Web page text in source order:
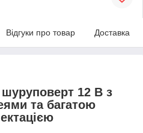
Відгуки про товар Доставка
12 В з
та багатою